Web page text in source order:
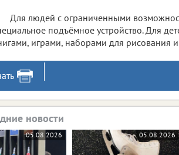
Для людей с ограниченными
подъёмное устройство. Для
играми, наборами для рисования
новости
05.08.2026 05.08.2026